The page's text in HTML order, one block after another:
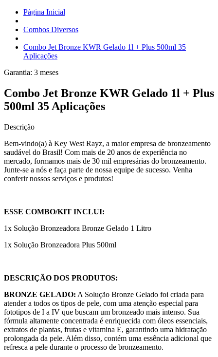
Página Inicial
Combos Diversos
Combo Jet Bronze KWR Gelado 1l + Plus 500ml 35
Aplicações
Garantia: 3 meses
Combo Jet Bronze KWR Gelado 1l + Plus
500ml 35 Aplicações
Descrição
Bem-vindo(a) à Key West Rayz, a maior empresa de bronzeamento
saudável do Brasil! Com mais de 20 anos de experiência no
mercado, formamos mais de 30 mil empresárias do bronzeamento.
Junte-se a nós e faça parte de nossa equipe de sucesso. Venha
conferir nossos serviços e produtos!
ESSE COMBO/KIT INCLUI:
1x Solução Bronzeadora Bronze Gelado 1 Litro
1x Solução Bronzeadora Plus 500ml
DESCRIÇÃO DOS PRODUTOS:
BRONZE GELADO: A Solução Bronze Gelado foi criada para
atender a todos os tipos de pele, com uma atenção especial para
fototipos de I a IV que buscam um bronzeado mais intenso. Sua
fórmula altamente concentrada é enriquecida com óleos essenciais,
extratos de plantas, frutas e vitamina E, garantindo uma hidratação
prolongada da pele. Além disso, contém uma essência adicional que
refresca a pele durante o processo de bronzeamento.